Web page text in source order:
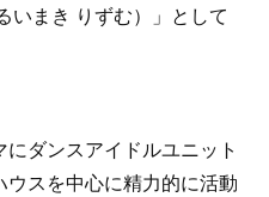
いまき りずむ）」として
にダンスアイドルユニット
スを中心に精力的に活動